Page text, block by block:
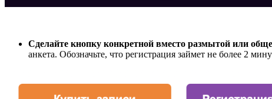
Сделайте кнопку конкретной вместо размытой или
анкета. Обозначьте, что регистрация займет не более 2